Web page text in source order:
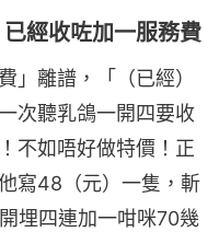
經收咗加一服務費
」離譜，「（已經）
次聽乳鴿一開四要收
不如唔好做特價！正
寫48（元）一隻，斬
埋四連加一咁咪70幾